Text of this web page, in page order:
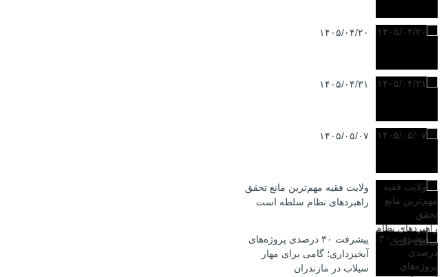
۱۴۰۵/۰۴/۲۰
۱۴۰۵/۰۴/۳۱
۱۴۰۵/۰۵/۰۷
ولایت فقیه مهم‌ترین مانع تحقق
راهبردهای نظام سلطه است
پیشرفت ۳۰ درصدی پروژه‌های
آبخیزداری؛ گامی برای مهار
سیلاب در مازندران